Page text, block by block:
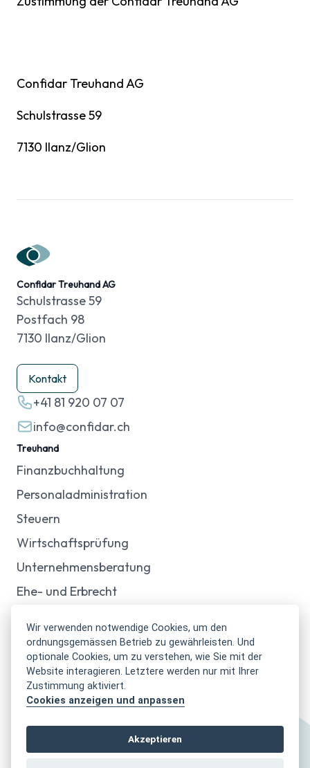
Confidar Treuhand AG
Schulstrasse 59
7130 Ilanz/Glion
Confidar Treuhand AG
Schulstrasse 59
Postfach 98
7130 Ilanz/Glion
Kontakt
+41 81 920 07 07
info@confidar.ch
Treuhand
Finanzbuchhaltung
Personaladministration
Steuern
Wirtschaftsprüfung
Unternehmensberatung
Ehe- und Erbrecht
Immobilien
Verwaltung von Stockwerkeigentum
Verwaltung von Mietliegenschaften
Verkauf von Immobilien
Wir verwenden notwendige Cookies, um den
ordnungsgemässen Betrieb zu gewährleisten. Und
optionale Cookies, um zu verstehen, wie Sie mit der
Website interagieren. Letztere werden nur mit Ihrer
Zustimmung aktiviert.
Cookies anzeigen und anpassen
Akzeptieren